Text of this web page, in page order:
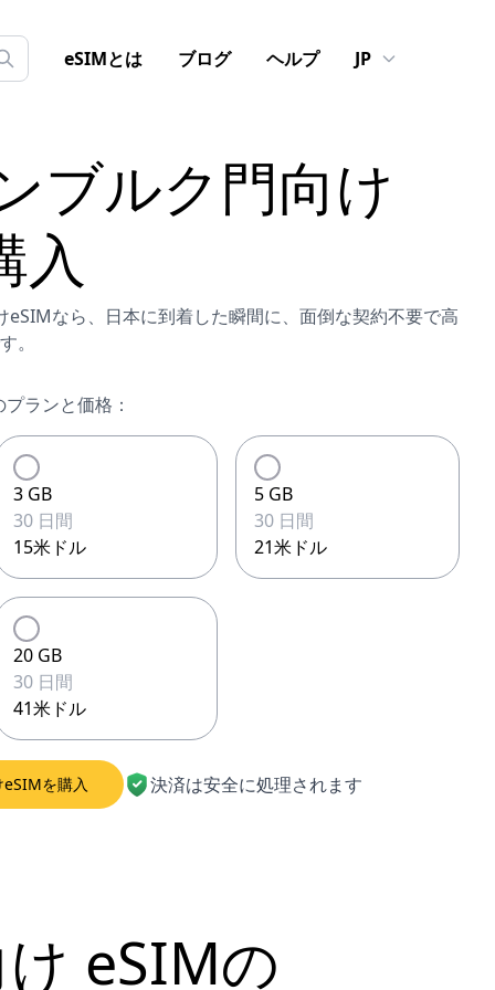
eSIMとは ブログ ヘルプ JP
ブルク門向け
入
なら、日本に到着した瞬間に、面倒な契約不要で高
。
ランと価格：
3 GB
30 日間
15米ドル
5 GB
30 日間
21米ドル
20 GB
30 日間
41米ドル
を購入 決済は安全に処理されます
eSIMの